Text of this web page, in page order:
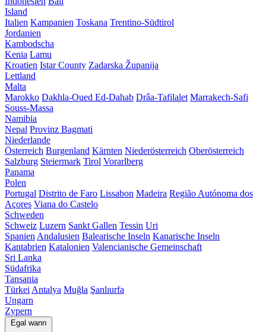
Island
Italien Kampanien Toskana Trentino-Südtirol
Jordanien
Kambodscha
Kenia Lamu
Kroatien Istar County Zadarska Županija
Lettland
Malta
Marokko Dakhla-Oued Ed-Dahab Drâa-Tafilalet Marrakech-Safi
Souss-Massa
Namibia
Nepal Provinz Bagmati
Niederlande
Österreich Burgenland Kärnten Niederösterreich Oberösterreich
Salzburg Steiermark Tirol Vorarlberg
Panama
Polen
Portugal Distrito de Faro Lissabon Madeira Região Autónoma dos
Açores Viana do Castelo
Schweden
Schweiz Luzern Sankt Gallen Tessin Uri
Spanien Andalusien Balearische Inseln Kanarische Inseln
Kantabrien Katalonien Valencianische Gemeinschaft
Sri Lanka
Südafrika
Tansania
Türkei Antalya Muğla Şanlıurfa
Ungarn
Zypern
Egal wann